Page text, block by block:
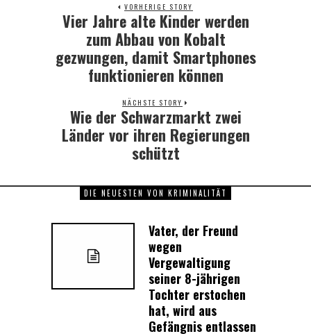
VORHERIGE STORY
Previous
Vier Jahre alte Kinder werden
zum Abbau von Kobalt
gezwungen, damit Smartphones
funktionieren können
NÄCHSTE STORY
Next
post:
Wie der Schwarzmarkt zwei
Länder vor ihren Regierungen
schützt
DIE NEUESTEN VON KRIMINALITÄT
Vater, der Freund
wegen
Vergewaltigung
seiner 8-jährigen
Tochter erstochen
hat, wird aus
Gefängnis entlassen